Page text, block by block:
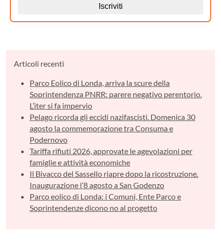
Articoli recenti
Parco Eolico di Londa, arriva la scure della
Soprintendenza PNRR: parere negativo perentorio.
L’iter si fa impervio
Pelago ricorda gli eccidi nazifascisti. Domenica 30
agosto la commemorazione tra Consuma e
Podernovo
Tariffa rifiuti 2026, approvate le agevolazioni per
famiglie e attività economiche
Il Bivacco del Sassello riapre dopo la ricostruzione.
Inaugurazione l’8 agosto a San Godenzo
Parco eolico di Londa: i Comuni, Ente Parco e
Soprintendenze dicono no al progetto